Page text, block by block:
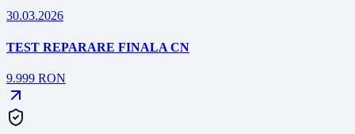
30.03.2026
TEST REPARARE FINALA CN
9.999 RON